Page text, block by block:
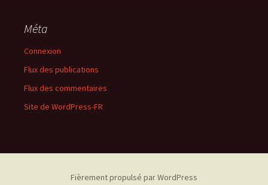
Méta
Connexion
Flux des publications
Flux des commentaires
Site de WordPress-FR
Fièrement propulsé par WordPress